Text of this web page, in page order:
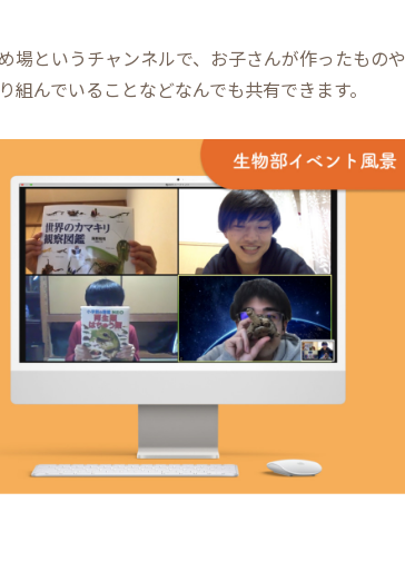
場というチャンネルで、お子さんが作ったものや
組んでいることなどなんでも共有できます。